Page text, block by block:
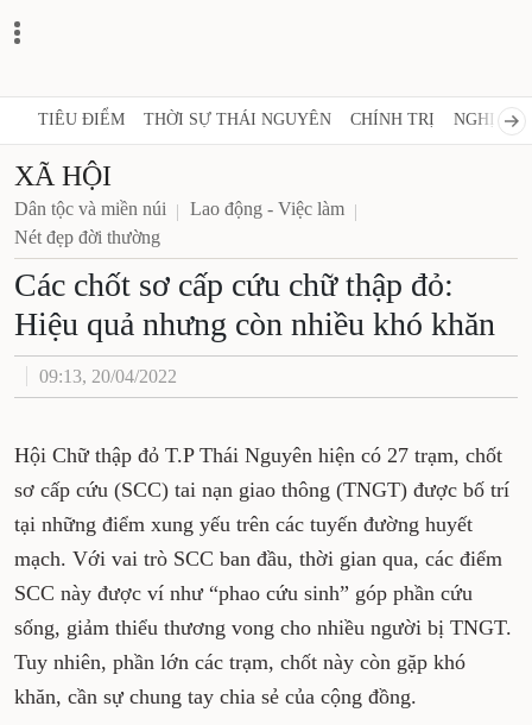
TIÊU ĐIỂM THỜI SỰ THÁI NGUYÊN CHÍNH TRỊ NGHỊ
XÃ HỘI
Dân tộc và miền núi
Lao động - Việc làm
Nét đẹp đời thường
Các chốt sơ cấp cứu chữ thập đỏ:
Hiệu quả nhưng còn nhiều khó khăn
09:13, 20/04/2022
Hội Chữ thập đỏ T.P Thái Nguyên hiện có 27 trạm, chốt
sơ cấp cứu (SCC) tai nạn giao thông (TNGT) được bố trí
tại những điểm xung yếu trên các tuyến đường huyết
mạch. Với vai trò SCC ban đầu, thời gian qua, các điểm
SCC này được ví như “phao cứu sinh” góp phần cứu
sống, giảm thiểu thương vong cho nhiều người bị TNGT.
Tuy nhiên, phần lớn các trạm, chốt này còn gặp khó
khăn, cần sự chung tay chia sẻ của cộng đồng.